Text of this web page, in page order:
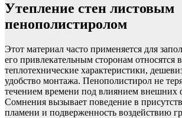
Утепление стен листовым
пенополистиролом
Этот материал часто применяется для
его привлекательным сторонам относятся
теплотехнические характеристики,
удобство монтажа. Пенополистирол не
течением времени под влиянием внешних
Сомнения вызывает поведение в
пламени и подверженность воздействию